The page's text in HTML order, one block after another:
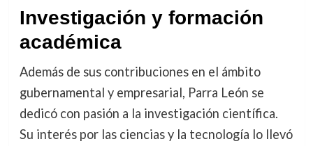
Investigación y formación
académica
Además de sus contribuciones en el ámbito
gubernamental y empresarial, Parra León se
dedicó con pasión a la investigación científica.
Su interés por las ciencias y la tecnología lo llevó